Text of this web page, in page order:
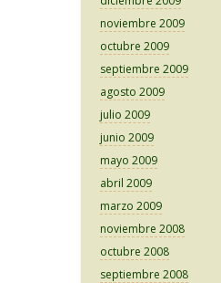
noviembre 2009
octubre 2009
septiembre 2009
agosto 2009
julio 2009
junio 2009
mayo 2009
abril 2009
marzo 2009
noviembre 2008
octubre 2008
septiembre 2008